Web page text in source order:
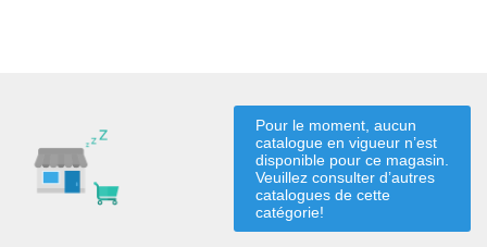
Pour le moment, aucun
catalogue en vigueur n’est
disponible pour ce magasin.
Veuillez consulter d’autres
catalogues de cette
catégorie!